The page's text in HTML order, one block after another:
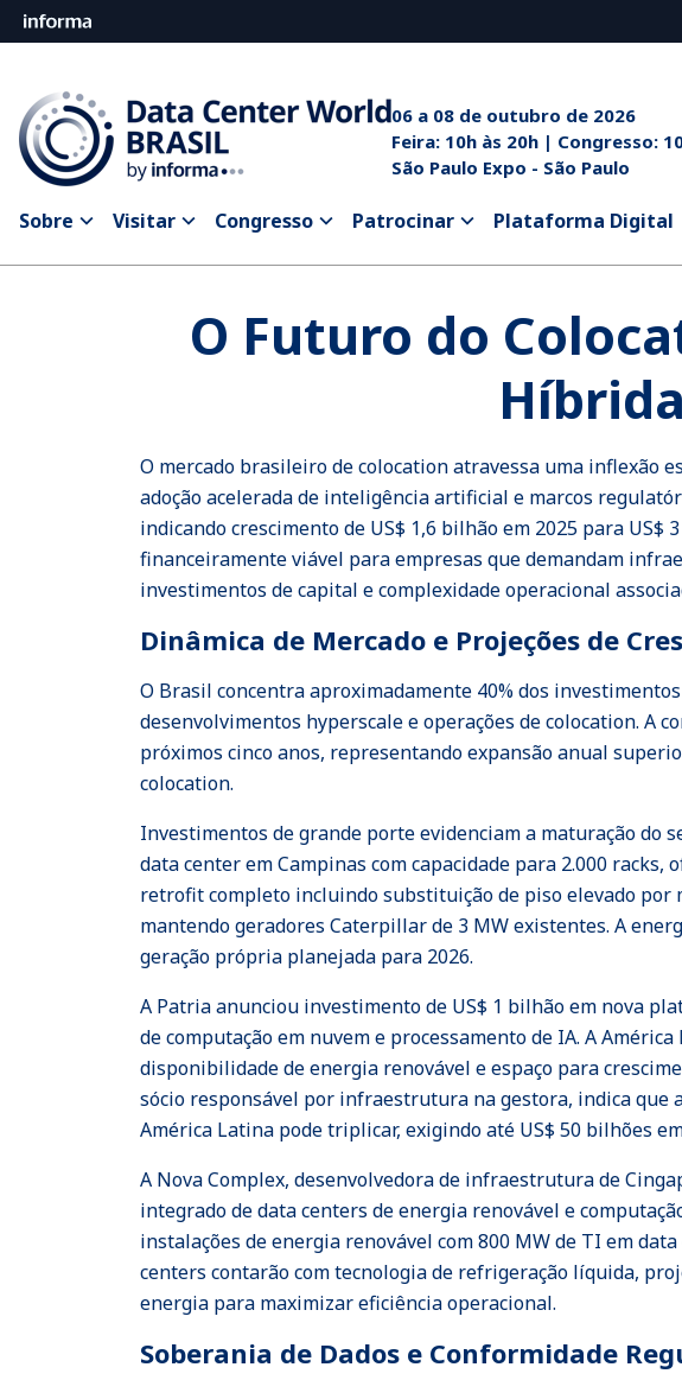
06 a 08 de outubro de 2026
Feira: 10h às 20h |
São Paulo Expo - São Paulo
Sobre Visitar Congresso Patrocinar Plataforma Digital
O Futuro do
O mercado brasileiro de colocation atravessa uma inflexão
adoção acelerada de inteligência artificial e marcos
indicando crescimento de US$ 1,6 bilhão em 2025 para
financeiramente viável para empresas que demandam
investimentos de capital e complexidade operacional
Dinâmica de Mercado e Projeções de
O Brasil concentra aproximadamente 40% dos
desenvolvimentos hyperscale e operações de colocation. A
próximos cinco anos, representando expansão anual
colocation.
Investimentos de grande porte evidenciam a maturação do
data center em Campinas com capacidade para 2.000
retrofit completo incluindo substituição de piso elevado por
mantendo geradores Caterpillar de 3 MW existentes. A
geração própria planejada para 2026.
A Patria anunciou investimento de US$ 1 bilhão em nova
de computação em nuvem e processamento de IA. A
disponibilidade de energia renovável e espaço para
sócio responsável por infraestrutura na gestora, indica que
América Latina pode triplicar, exigindo até US$ 50 bilhões
A Nova Complex, desenvolvedora de infraestrutura de
integrado de data centers de energia renovável e
instalações de energia renovável com 800 MW de TI em
centers contarão com tecnologia de refrigeração líquida,
energia para maximizar eficiência operacional.
Soberania de Dados e Conformidade